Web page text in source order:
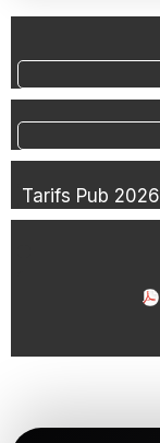
Tarifs Pub 2026